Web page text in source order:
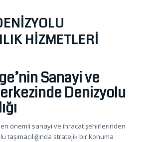
HIZMETLERI
Sanayi ve
Denizyolu
en önemli sanayi ve ihracat şehirlerinden
taşımacılığında stratejik bir konuma